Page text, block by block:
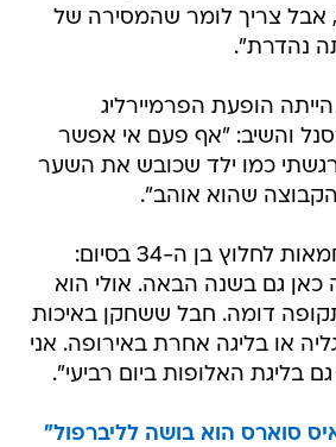
צריך לומר שהמסירה של
נהדרת".
הופעת הפרמיירליג
והשיב: "אף פעם אי אפשר
כמו ילד שכובש את השער
שהוא אוהב".
ארסן ונגר שפע מחמאות לחלוץ בן ה-34 בסיום:
כאן גם בשנה הבאה. אולי הוא
דומה. חבל ששחקן באיכות
או בליגה אחרת באירופה. אני
בליגת האלופות ביום רביעי".
סוארס הוא בושה לליברפול"